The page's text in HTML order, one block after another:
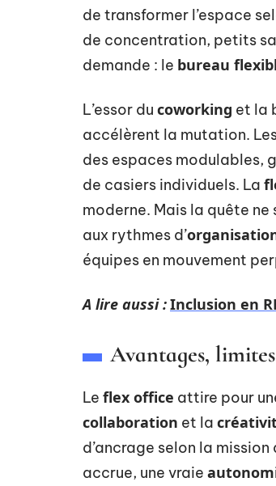
de transformer l’espace
de concentration, petits
demande : le bureau
L’essor du coworking et la
accélèrent la mutation.
des espaces modulables,
de casiers individuels. La
moderne. Mais la quête ne
aux rythmes d’
équipes en mouvement
A lire aussi :Inclusion en
Avantages,
Le flex office attire pour
collaboration et la
d’ancrage selon la
accrue, une vraie